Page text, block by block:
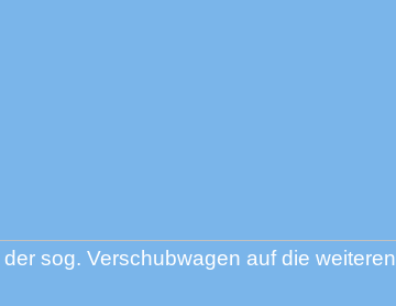
sog. Verschubwagen auf die weiteren